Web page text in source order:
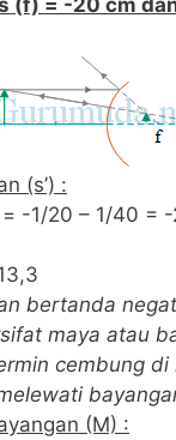
(s’) :
= -1/20 – 1/40 =
bertanda
maya atau
cembung di
(M) :